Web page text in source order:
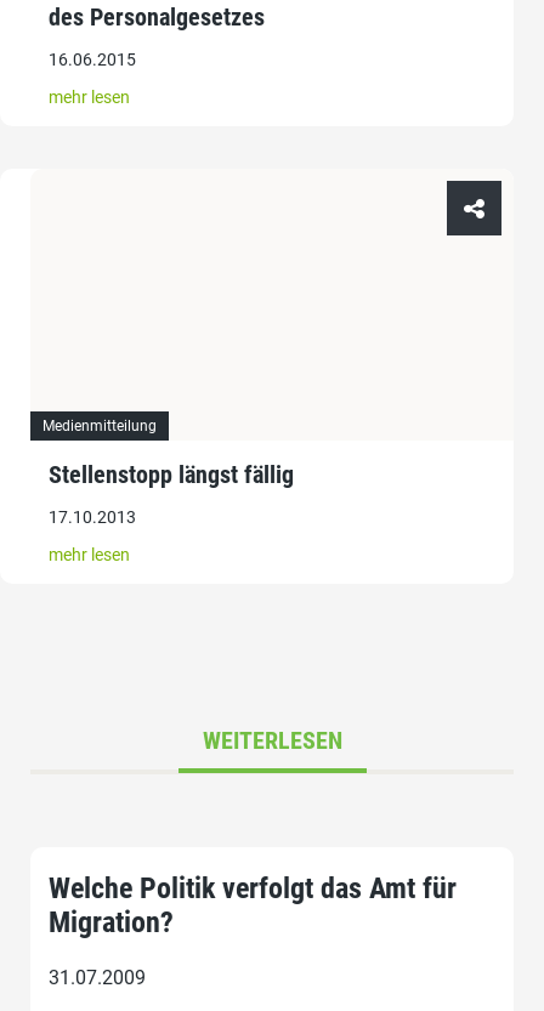
des Personalgesetzes
16.06.2015
mehr lesen
Medienmitteilung
Stellenstopp längst fällig
17.10.2013
mehr lesen
WEITERLESEN
Welche Politik verfolgt das Amt für
Migration?
31.07.2009